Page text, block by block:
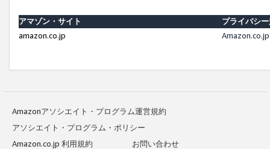
アマゾン・サイト
プライバシ
amazon.co.jp
Amazonアソシエイト・プログラム運営規約
アソシエイト・プログラム・ポリシー
Amazon.co.jp 利用規約
お問い合わせ